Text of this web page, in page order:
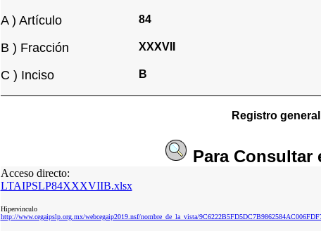
A ) Artículo 84
B ) Fracción XXXVII
C ) Inciso B
Registro general
Para Consultar
Acceso directo:
LTAIPSLP84XXXVIIB.xlsx
Hipervinculo
http://www.cegaipslp.org.mx/webcegaip2019.nsf/nombre_de_la_vista/